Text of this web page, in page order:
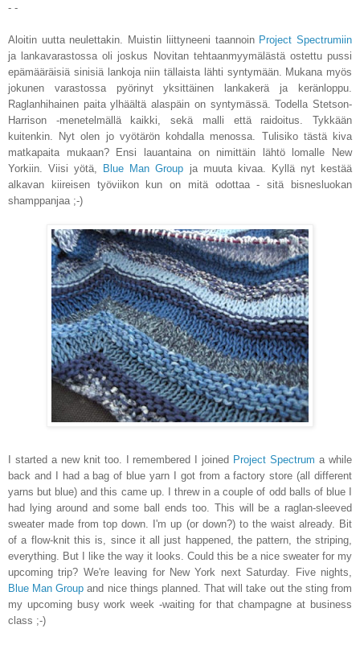
- -
Aloitin uutta neulettakin. Muistin liittyneeni taannoin Project Spectrumiin
ja lankavarastossa oli joskus Novitan tehtaanmyymälästä ostettu pussi
epämääräisiä sinisiä lankoja niin tällaista lähti syntymään. Mukana myös
jokunen varastossa pyörinyt yksittäinen lankakerä ja keränloppu.
Raglanhihainen paita ylhäältä alaspäin on syntymässä. Todella Stetson-
Harrison -menetelmällä kaikki, sekä malli että raidoitus. Tykkään
kuitenkin. Nyt olen jo vyötärön kohdalla menossa. Tulisiko tästä kiva
matkapaita mukaan? Ensi lauantaina on nimittäin lähtö lomalle New
Yorkiin. Viisi yötä,
Blue Man Group ja muuta kivaa. Kyllä nyt kestää
alkavan kiireisen työviikon kun on mitä odottaa - sitä bisnesluokan
shamppanjaa ;-)
I started a new knit too. I remembered I joined Project Spectrum a while
back and I had a bag of blue yarn I got from a factory store (all different
yarns but blue) and this came up. I threw in a couple of odd balls of blue I
had lying around and some ball ends too. This will be a raglan-sleeved
sweater made from top down. I'm up (or down?) to the waist already. Bit
of a flow-knit this is, since it all just happened, the pattern, the striping,
everything. But I like the way it looks. Could this be a nice sweater for my
upcoming trip? We're leaving for New York next Saturday. Five nights,
Blue Man Group and nice things planned. That will take out the sting from
my upcoming busy work week -waiting for that champagne at business
class ;-)